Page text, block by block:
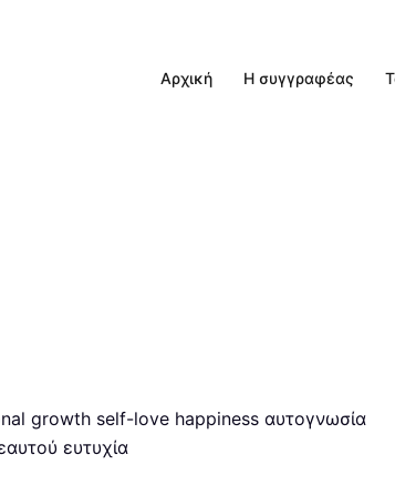
Αρχική Η συγγραφέας
growth self-love happiness αυτογνωσία
ευτυχία